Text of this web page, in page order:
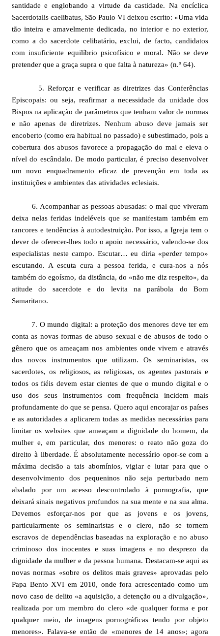
santidade e englobando a virtude da castidade. Na encíclica
Sacerdotalis caelibatus, São Paulo VI deixou escrito: «Uma vida
tão inteira e amavelmente dedicada, no interior e no exterior,
como a do sacerdote celibatário, exclui, de facto, candidatos
com insuficiente equilíbrio psicofísico e moral. Não se deve
pretender que a graça supra o que falta à natureza» (n.º 64).
5. Reforçar e verificar as diretrizes das Conferências
Episcopais: ou seja, reafirmar a necessidade da unidade dos
Bispos na aplicação de parâmetros que tenham valor de normas
e não apenas de diretrizes. Nenhum abuso deve jamais ser
encoberto (como era habitual no passado) e subestimado, pois a
cobertura dos abusos favorece a propagação do mal e eleva o
nível do escândalo. De modo particular, é preciso desenvolver
um novo enquadramento eficaz de prevenção em toda as
instituições e ambientes das atividades eclesiais.
6. Acompanhar as pessoas abusadas: o mal que viveram
deixa nelas feridas indeléveis que se manifestam também em
rancores e tendências à autodestruição. Por isso, a Igreja tem o
dever de oferecer-lhes todo o apoio necessário, valendo-se dos
especialistas neste campo. Escutar… eu diria «perder tempo»
escutando. A escuta cura a pessoa ferida, e cura-nos a nós
também do egoísmo, da distância, do «não me diz respeito», da
atitude do sacerdote e do levita na parábola do Bom
Samaritano.
7. O mundo digital: a proteção dos menores deve ter em
conta as novas formas de abuso sexual e de abusos de todo o
gênero que os ameaçam nos ambientes onde vivem e através
dos novos instrumentos que utilizam. Os seminaristas, os
sacerdotes, os religiosos, as religiosas, os agentes pastorais e
todos os fiéis devem estar cientes de que o mundo digital e o
uso dos seus instrumentos com frequência incidem mais
profundamente do que se pensa. Quero aqui encorajar os países
e as autoridades a aplicarem todas as medidas necessárias para
limitar os websites que ameaçam a dignidade do homem, da
mulher e, em particular, dos menores: o reato não goza do
direito à liberdade. É absolutamente necessário opor-se com a
máxima decisão a tais abomínios, vigiar e lutar para que o
desenvolvimento dos pequeninos não seja perturbado nem
abalado por um acesso descontrolado à pornografia, que
deixará sinais negativos profundos na sua mente e na sua alma.
Devemos esforçar-nos por que as jovens e os jovens,
particularmente os seminaristas e o clero, não se tornem
escravos de dependências baseadas na exploração e no abuso
criminoso dos inocentes e suas imagens e no desprezo da
dignidade da mulher e da pessoa humana. Destacam-se aqui as
novas normas «sobre os delitos mais graves» aprovadas pelo
Papa Bento XVI em 2010, onde fora acrescentado como um
novo caso de delito «a aquisição, a detenção ou a divulgação»,
realizada por um membro do clero «de qualquer forma e por
qualquer meio, de imagens pornográficas tendo por objeto
menores». Falava-se então de «menores de 14 anos»; agora